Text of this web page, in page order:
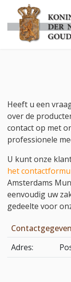
Heeft u een
over de
contact op met
professionele
U kunt onze
het
Amsterdams
eenvoudig uw
gedeelte voor
Adres: